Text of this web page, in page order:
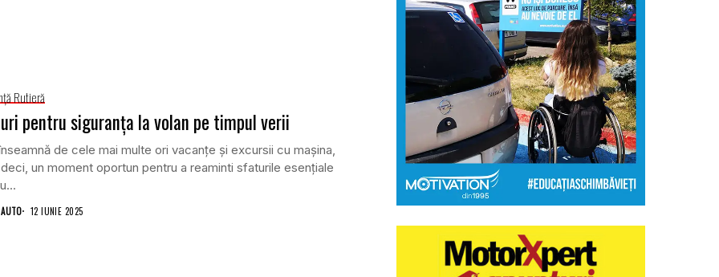
Rutieră
pentru siguranța la volan pe timpul verii
de cele mai multe ori vacanțe și excursii cu mașina,
un moment oportun pentru a reaminti sfaturile esențiale
12 IUNIE 2025